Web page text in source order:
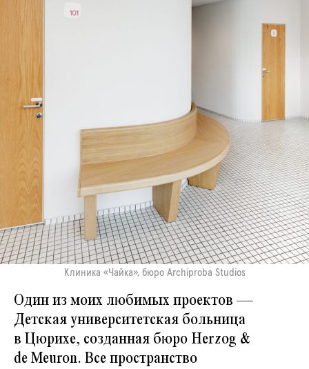
Клиника «Чайка», бюро Archiproba Studios
Один из моих любимых проектов —
Детская университетская больница
в Цюрихе, созданная бюро Herzog &
de Meuron. Все пространство